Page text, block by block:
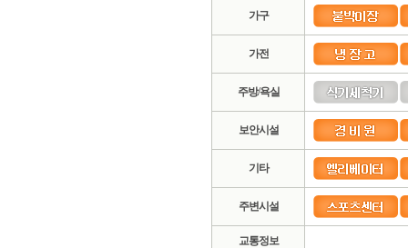
가구
가전
주방/욕실
보안시설
기타
주변시설
교통정보